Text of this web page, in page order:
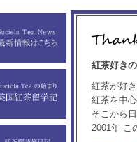
紅茶好き
紅茶が好
紅茶を中
そこから
2001年 こ